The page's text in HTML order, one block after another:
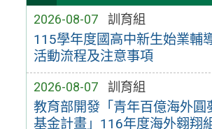
2026-08-07 訓育組
115學年度國高中新生始業輔
活動流程及注意事項
2026-08-07 訓育組
教育部開發「青年百億海外圓
基金計畫」116年度海外翱翔